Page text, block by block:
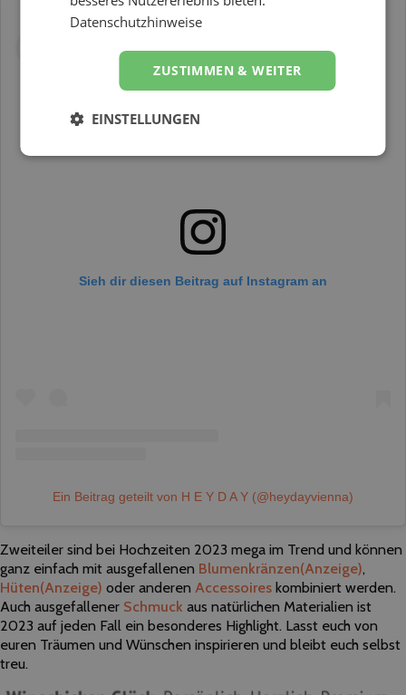
Sieh dir diesen Beitrag auf Instagram an
Ein Beitrag geteilt von H E Y D A Y (@heydayvienna)
Zweiteiler sind bei Hochzeiten 2023 mega im Trend und können
ganz einfach mit ausgefallenen Blumenkränzen(Anzeige),
Hüten(Anzeige) oder anderen Accessoires kombiniert werden.
Auch ausgefallener Schmuck aus natürlichen Materialien ist
2023 auf jeden Fall ein besonderes Highlight. Lasst euch von
euren Träumen und Wünschen inspirieren und bleibt euch selbst
treu.
Datenschutzhinweise
ZUSTIMMEN & WEITER
EINSTELLUNGEN